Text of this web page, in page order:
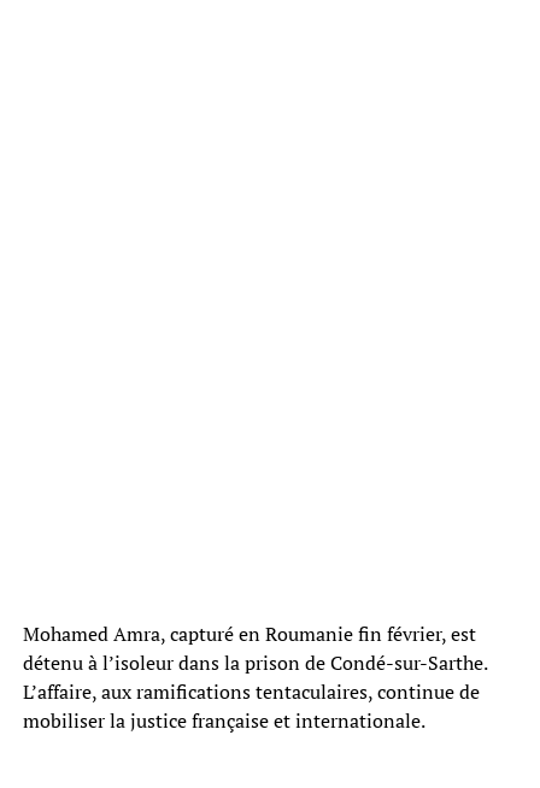
Mohamed Amra, capturé en Roumanie fin février, est
détenu à l’isoleur dans la prison de Condé-sur-Sarthe.
L’affaire, aux ramifications tentaculaires, continue de
mobiliser la justice française et internationale.